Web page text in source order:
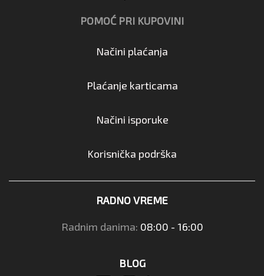
POMOĆ PRI KUPOVINI
Načini plaćanja
Plaćanje karticama
Načini isporuke
Korisnička podrška
RADNO VREME
Radnim danima: 08:00 - 16:00
BLOG